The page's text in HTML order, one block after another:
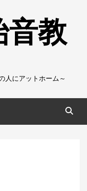
教
の人にアットホーム～